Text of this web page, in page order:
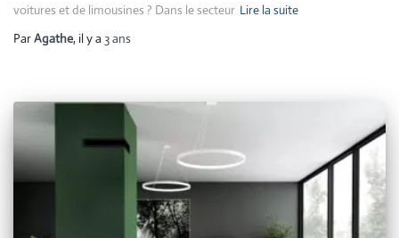
voitures et de limousines ? Dans le secteur Lire la suite
ParAgathe, il y a 3 ans